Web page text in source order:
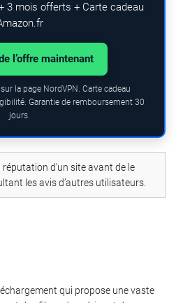
3 mois offerts + Carte cadeau
l’offre maintenant
la page NordVPN. Carte cadeau
Garantie de remboursement 30
jours.
d’un site avant de le
les avis d’autres utilisateurs.
qui propose une vaste